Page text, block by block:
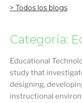
> Todos los blogs
Categoría:
Educational
study that
designing,
instructional